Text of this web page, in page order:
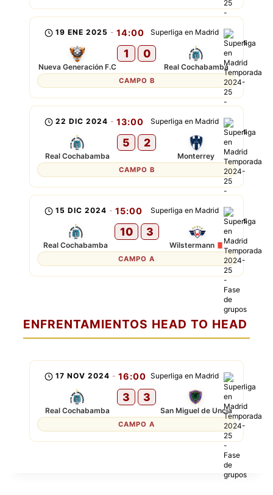
Superliga en Madrid
19 ENE 2025 - 14:00
Nueva Generación F.C
1 0
Real Cochabamba
CAMPO B
Superliga en Madrid
22 DIC 2024 - 13:00
Real Cochabamba
5 2
Monterrey
CAMPO B
Superliga en Madrid
15 DIC 2024 - 15:00
Real Cochabamba
10 3
Wilstermann
CAMPO A
ENFRENTAMIENTOS HEAD TO HEAD
Superliga en Madrid
17 NOV 2024 - 16:00
Real Cochabamba
3 3
San Miguel de Uncia
CAMPO A